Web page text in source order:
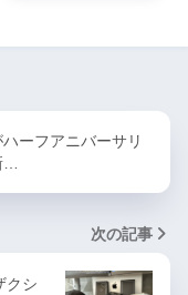
ーフアニバーサリ
次の記事
クシ